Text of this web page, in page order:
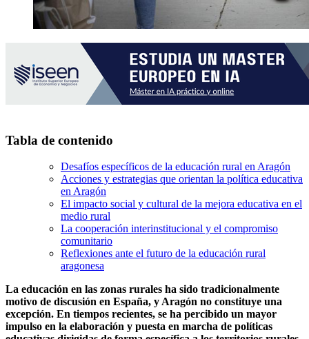
Tabla de contenido
Desafíos específicos de la educación rural en Aragón
Acciones y estrategias que orientan la política educativa
en Aragón
El impacto social y cultural de la mejora educativa en el
medio rural
La cooperación interinstitucional y el compromiso
comunitario
Reflexiones ante el futuro de la educación rural
aragonesa
La educación en las zonas rurales ha sido tradicionalmente
motivo de discusión en España, y Aragón no constituye una
excepción. En tiempos recientes, se ha percibido un mayor
impulso en la elaboración y puesta en marcha de políticas